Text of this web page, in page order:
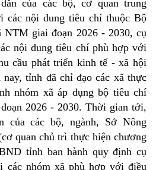
của các bộ, cơ quan trung
các nội dung tiêu chí thuộc Bộ
NTM giai đoạn 2026 - 2030, cụ
nội dung tiêu chí phù hợp với
cầu phát triển kinh tế - xã hội
tỉnh đã chỉ đạo các xã thực
nhóm xã áp dụng bộ tiêu chí
2026 - 2030. Thời gian tới,
của các bộ, ngành, Sở Nông
quan chủ trì thực hiện chương
tỉnh ban hành quy định cụ
các nhóm xã phù hợp với điều